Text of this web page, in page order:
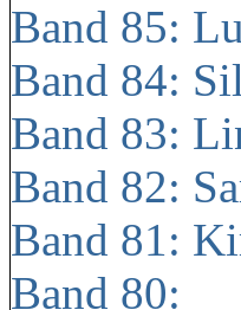
Band 85:
Band 84:
Band 83:
Band 82:
Band 81:
Band 80: